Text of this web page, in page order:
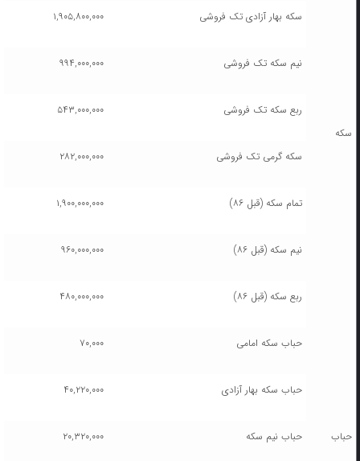
سکه
سکه بهار آزادی تک فروشی ۱,۹۰۵,۸۰۰,۰۰۰
نیم سکه تک فروشی ۹۹۴,۰۰۰,۰۰۰
ربع سکه تک فروشی ۵۴۳,۰۰۰,۰۰۰
سکه گرمی تک فروشی ۲۸۲,۰۰۰,۰۰۰
تمام سکه (قبل ۸۶) ۱,۹۰۰,۰۰۰,۰۰۰
نیم سکه (قبل ۸۶) ۹۶۰,۰۰۰,۰۰۰
ربع سکه (قبل ۸۶) ۴۸۰,۰۰۰,۰۰۰
حباب
حباب سکه امامی ۷۰,۰۰۰
حباب سکه بهار آزادی ۴۰,۲۲۰,۰۰۰
حباب نیم سکه ۲۰,۳۲۰,۰۰۰